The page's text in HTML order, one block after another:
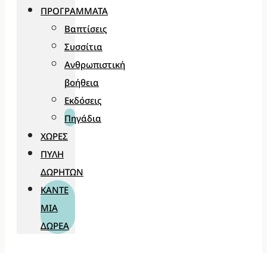
ΠΡΟΓΡΆΜΜΑΤΑ
Βαπτίσεις
Συσσίτια
Ανθρωπιστική
βοήθεια
Εκδόσεις
Πηγάδια
ΧΏΡΕΣ
ΠΎΛΗ
ΔΩΡΗΤΏΝ
ΚΆΝΤΕ
ΜΊΑ
ΔΩΡΕΆ